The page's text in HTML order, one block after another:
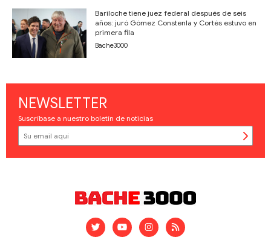
Bariloche tiene juez federal después de seis
años: juró Gómez Constenla y Cortés estuvo en
primera fila
Bache3000
NEWSLETTER
Suscríbase a nuestro boletín de noticias